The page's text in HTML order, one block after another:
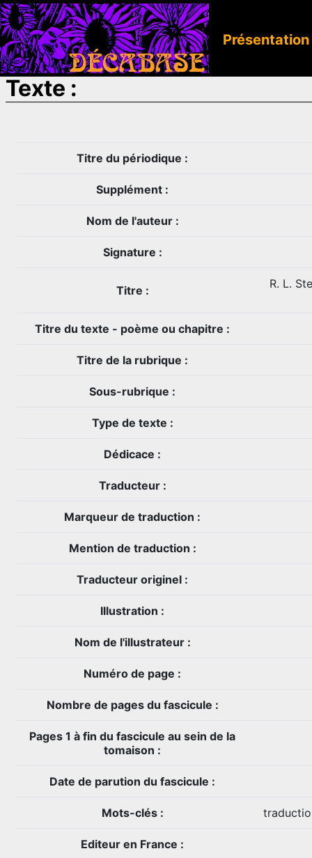
Présentation
Texte :
Titre du périodique :
Supplément :
Nom de l'auteur :
Signature :
Titre : R. L.
Titre du texte - poème ou chapitre :
Titre de la rubrique :
Sous-rubrique :
Type de texte :
Dédicace :
Traducteur :
Marqueur de traduction :
Mention de traduction :
Traducteur originel :
Illustration :
Nom de l'illustrateur :
Numéro de page :
Nombre de pages du fascicule :
Pages 1 à fin du fascicule au sein de la
tomaison :
Date de parution du fascicule :
Mots-clés :
Editeur en France :